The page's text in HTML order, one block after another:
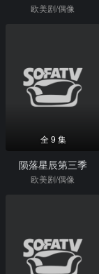
欧美剧/偶像
全 9 集
陨落星辰第三季
欧美剧/偶像